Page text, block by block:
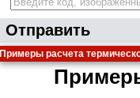
Отправить
Примеры расчета